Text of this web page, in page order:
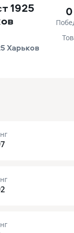
1925
0
Харьков